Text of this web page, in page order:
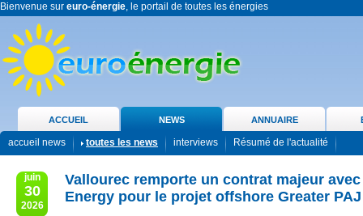
Bienvenue sur euro-énergie, le portail de toutes les énergies
ACCUEIL NEWS ANNUAIRE
accueil news toutes les news interviews Résumé de l'actualité
juin
30
2026
Vallourec remporte un contrat majeur avec
Energy pour le projet offshore Greater